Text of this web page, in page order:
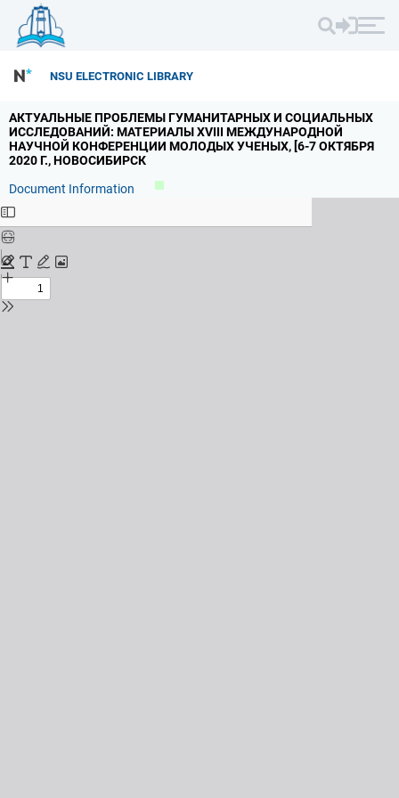
NSU ELECTRONIC LIBRARY
АКТУАЛЬНЫЕ ПРОБЛЕМЫ ГУМАНИТАРНЫХ И СОЦИАЛЬНЫХ
ИССЛЕДОВАНИЙ: МАТЕРИАЛЫ XVIII МЕЖДУНАРОДНОЙ
НАУЧНОЙ КОНФЕРЕНЦИИ МОЛОДЫХ УЧЕНЫХ, [6-7 ОКТЯБРЯ
2020 Г.,НОВОСИБИРСК
Document Information